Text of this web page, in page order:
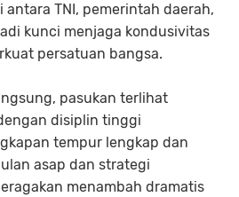
antara TNI, pemerintah daerah,
kunci menjaga kondusivitas
persatuan bangsa.
pasukan terlihat
disiplin tinggi
tempur lengkap dan
asap dan strategi
menambah dramatis